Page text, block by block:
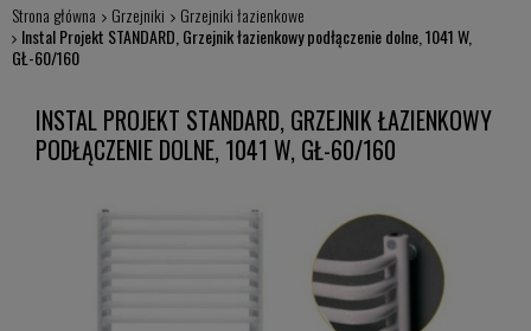
Strona główna Grzejniki
Grzejniki łazienkowe
Instal Projekt STANDARD, Grzejnik łazienkowy podłączenie dolne, 1041 W,
GŁ-60/160
INSTAL PROJEKT STANDARD, GRZEJNIK ŁAZIENKOWY
PODŁĄCZENIE DOLNE, 1041 W, GŁ-60/160